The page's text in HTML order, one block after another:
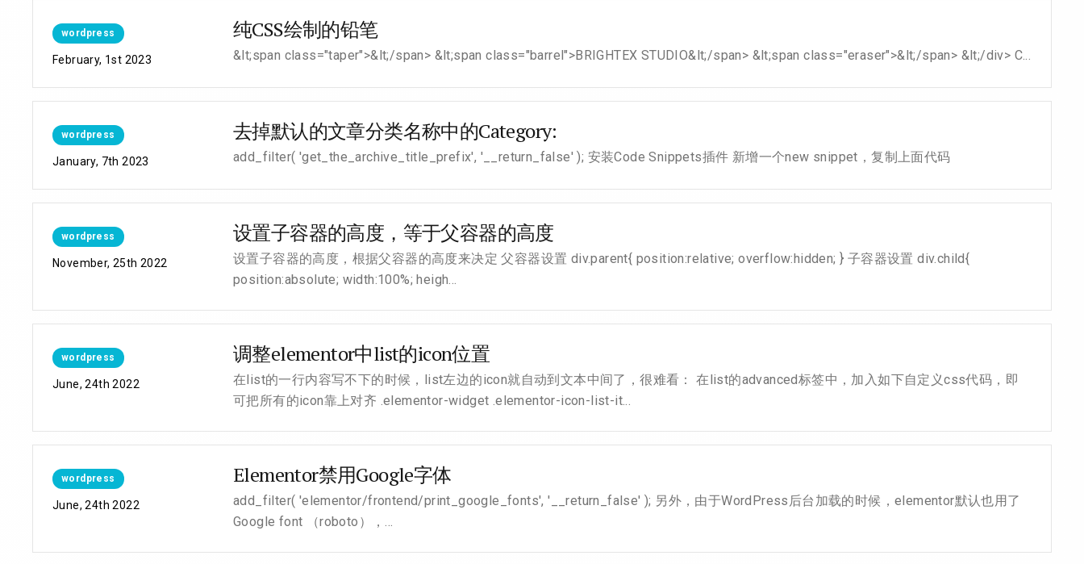
wordpress
February, 1st 2023
纯CSS绘制的铅笔
&lt;span class="taper">&lt;/span> &lt;span class="barrel">BRIGHTEX STUDIO&lt;/span> &lt;span class="eraser">&lt;/span> &lt;/div> C...
wordpress
January, 7th 2023
去掉默认的文章分类名称中的Category:
add_filter( 'get_the_archive_title_prefix', '__return_false' ); 安装Code Snippets插件 新增一个new snippet，复制上面代码
wordpress
November, 25th 2022
设置子容器的高度，等于父容器的高度
设置子容器的高度，根据父容器的高度来决定 父容器设置 div.parent{ position:relative; overflow:hidden; } 子容器设置 div.child{
position:absolute; width:100%; heigh...
wordpress
June, 24th 2022
调整elementor中list的icon位置
在list的一行内容写不下的时候，list左边的icon就自动到文本中间了，很难看： 在list的advanced标签中，加入如下自定义css代码，即
可把所有的icon靠上对齐 .elementor-widget .elementor-icon-list-it...
wordpress
June, 24th 2022
Elementor禁用Google字体
add_filter( 'elementor/frontend/print_google_fonts', '__return_false' ); 另外，由于WordPress后台加载的时候，elementor默认也用了
Google font （roboto），...